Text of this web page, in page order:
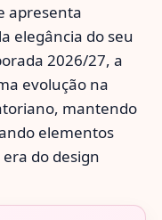
apresenta
elegância do seu
2026/27, a
evolução na
mantendo
elementos
do design